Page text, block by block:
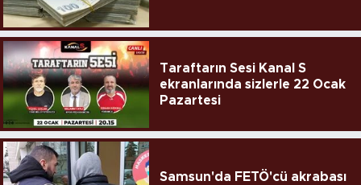
Taraftarın Sesi Kanal S
ekranlarında sizlerle 22 Ocak
Pazartesi
Samsun'da FETÖ'cü akrabası